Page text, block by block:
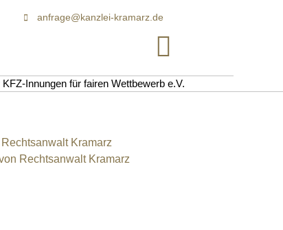
anfrage@kanzlei-kramarz.de
Innungen für fairen Wettbewerb e.V.